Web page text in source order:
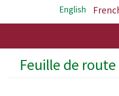
English
Feuille de route